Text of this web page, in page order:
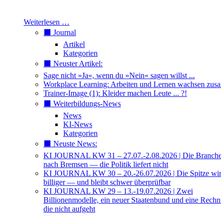
Weiterlesen …
⬛️ Journal
Artikel
Kategorien
⬛️ Neuster Artikel:
Sage nicht »Ja«, wenn du »Nein« sagen willst ...
Workplace Learning: Arbeiten und Lernen wachsen
Trainer-Image (1): Kleider machen Leute ... ?!
⬛️ Weiterbildungs-News
News
KI-News
Kategorien
⬛️ Neuste News:
KI JOURNAL KW 31 – 27.07.-2.08.2026 | Die
nach Bremsen — die Politik liefert nicht
KI JOURNAL KW 30 – 20.-26.07.2026 | Die Spitze
billiger — und bleibt schwer überprüfbar
KI JOURNAL KW 29 – 13.-19.07.2026 | Zwei
Billionenmodelle, ein neuer Staatenbund und eine
die nicht aufgeht